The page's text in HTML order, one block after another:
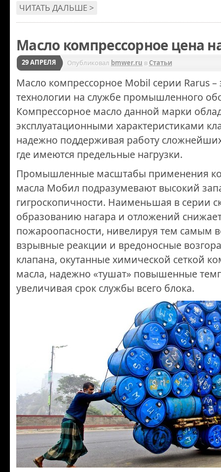
ЧИТАТЬ ДАЛЬШЕ >
Масло компрессорное цена
29 АПРЕЛЯ Опубликовал bmwer.ru в Статьи
Масло компрессорное Mobil серии Rarus
технологии на службе промышленного
Компрессорное масло данной марки
эксплуатационными характеристиками
надежно поддерживая работу
где имеются предельные нагрузки.
Промышленные масштабы применения
масла Мобил подразумевают высокий
гигроскопичности. Наименьшая в серии
образованию нагара и отложений
пожароопасности, нивелируя тем самым
взрывные реакции и вредоносные
клапана, окутанные химической сеткой
масла, надежно «тушат» повышенные
увеличивая срок службы всего блока.